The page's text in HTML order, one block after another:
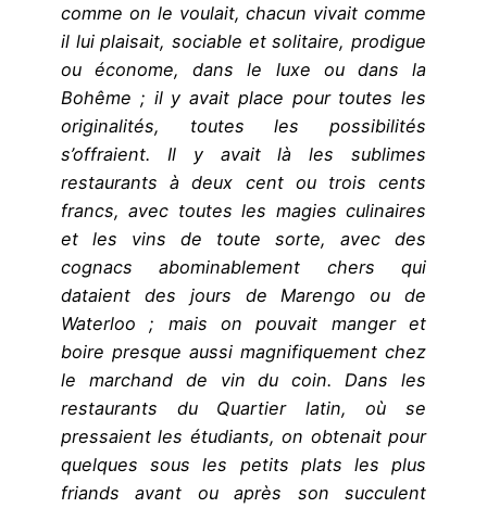
comme on le voulait, chacun vivait comme
il lui plaisait, sociable et solitaire, prodigue
ou économe, dans le luxe ou dans la
Bohême ; il y avait place pour toutes les
originalités, toutes les possibilités
s’offraient. Il y avait là les sublimes
restaurants à deux cent ou trois cents
francs, avec toutes les magies culinaires
et les vins de toute sorte, avec des
cognacs abominablement chers qui
dataient des jours de Marengo ou de
Waterloo ; mais on pouvait manger et
boire presque aussi magnifiquement chez
le marchand de vin du coin. Dans les
restaurants du Quartier latin, où se
pressaient les étudiants, on obtenait pour
quelques sous les petits plats les plus
friands avant ou après son succulent